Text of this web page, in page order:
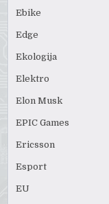
Ebike
Edge
Ekologija
Elektro
Elon Musk
EPIC Games
Ericsson
Esport
EU